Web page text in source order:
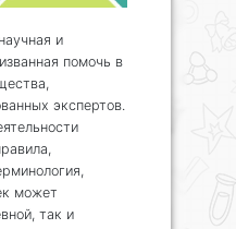
и
помочь в
экспертов.
может
так и